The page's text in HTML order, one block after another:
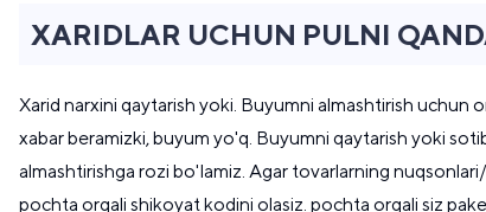
XARIDLAR UCHUN PULNI
Xarid narxini qaytarish yoki. Buyumni almashtirish
xabar beramizki, buyum yo'q. Buyumni qaytarish yoki
almashtirishga rozi bo'lamiz. Agar tovarlarning
pochta orqali shikoyat kodini olasiz. pochta orqali siz